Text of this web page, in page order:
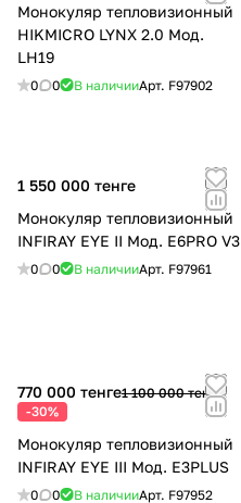
Монокуляр тепловизионный
HIKMICRO LYNX 2.0 Мод.
LH19
0 0 В наличииАрт. F97902
1 550 000 тенге
Монокуляр тепловизионный
INFIRAY EYE II Мод. E6PRO V3
0 0 В наличииАрт. F97961
770 000 тенге1 100 000 тенге
-30%
Монокуляр тепловизионный
INFIRAY EYE III Мод. E3PLUS
0 0 В наличииАрт. F97952